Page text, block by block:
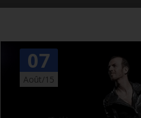
07
Août/15